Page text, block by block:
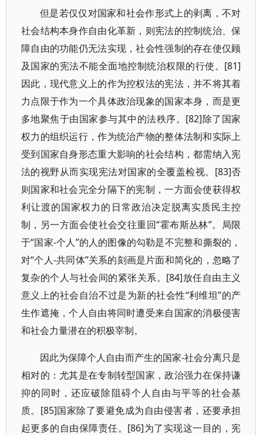
但是若仅仅对国家和社会作形式上的剥离，不对
社会结构本身作自由化革新，则宪法的控制统治、保
障自由的功能仍无法实现，社会性强制的存在使仅顾
及国家的宪法不能全面地控制统治权限的行使。[81]
因此，现代意义上的作为控权法的宪法，并不将其着
力点限于作为一个具体政治现象的国家本身，而是更
多地聚焦于由国家参与其中的法秩序。[82]除了国家
权力的组织运行，作为统治产物的整体法制和实际上
受到国家自身形态重大影响的社会结构，都需纳入宪
法的视野从而实现宪法对国家的全覆盖检视。[83]否
则国家和社会完全分隔下的宪制，一方面会使获得权
利让渡的国家权力的日常政治决定脱离实质民主控
制，另一方面会使社会交往重回“霍布斯丛林”。局限
于“国家-个人”的人的图像的勾勒是不完整和撕裂的，
对“个人-共同体”关系的刻画是片面和简化的，忽略了
复杂的个人与社会间的紧张关系。[84]放任自由主义
意义上的社会自治不过是为新的社会性“利维坦”的产
生作遮掩，个人自由将同时遭受来自国家的消极侵害
和社会力量潜在的积极宰制。
因此为保障个人自由而产生的国家-社会分离只是
相对的：尤其是在专制转型国家，政治强力在保持谦
抑的同时，还应破除阻碍个人自由与平等的社会基
质。[85]国家除了要避免成为自由侵害者，还要承担
起更多的自由保障责任。[86]为了实现这一目的，宪